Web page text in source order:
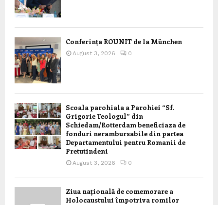
Conferința ROUNIT de la München
August 3, 2026 0
Scoala parohiala a Parohiei “Sf.
Grigorie Teologul” din
Schiedam/Rotterdam beneficiaza de
fonduri nerambursabile din partea
Departamentului pentru Romanii de
Pretutindeni
August 3, 2026 0
Ziua națională de comemorare a
Holocaustului împotriva romilor